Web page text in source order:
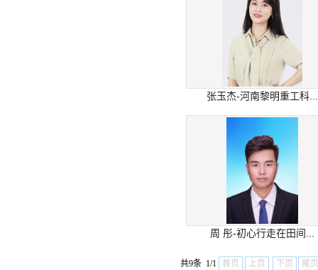
张玉杰-河南黎明重工科...
周 彤-初心行走在田间...
共9条 1/1 首页 上页 下页 尾页